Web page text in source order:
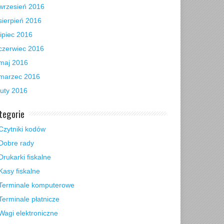
2016
2016
2016
2016
2016
2016
2016
kodów
rady
fiskalne
fiskalne
komputerowe
płatnicze
elektroniczne